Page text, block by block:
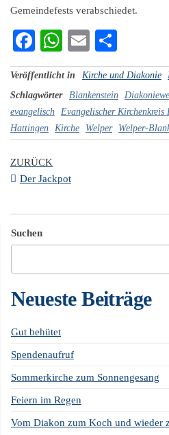
Gemeindefests verabschiedet.
Fa
ce
bo
ok
W
ha
ts
A
pp
E
m
ail
ile
n
Veröffentlicht in Kirche und Diakonie
Schlagwörter
Blankenstein
evangelisch Evangelischer
Hattingen Kirche Welper Welper-
ZURÜCK
Der Jackpot
Suchen
Neueste Beiträge
Gut behütet
Spendenaufruf
Sommerkirche zum Sonnengesang
Feiern im Regen
Vom Diakon zum Koch und wieder